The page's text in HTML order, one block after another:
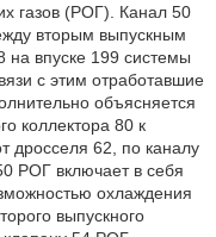
газов (РОГ). Канал 50
вторым выпускным
на впуске 199 системы
с этим отработавшие
объясняется
коллектора 80 к
дросселя 62, по каналу
РОГ включает в себя
охлаждения
выпускного